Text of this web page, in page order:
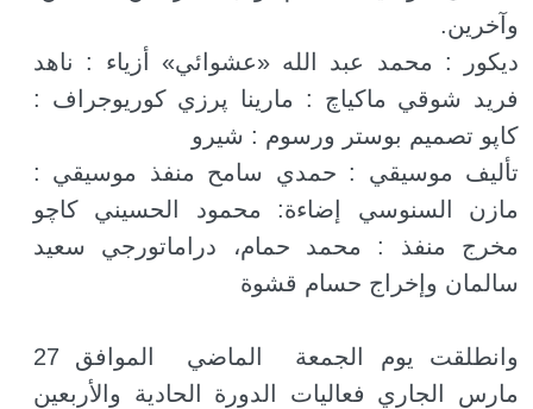
وآخرين.
ديكور : محمد عبد الله «عشوائي» أزياء : ناهد
فريد شوقي ماكياچ : مارينا پرزي كوريوجراف :
كاپو تصميم بوستر ورسوم : شيرو
تأليف موسيقي : حمدي سامح منفذ موسيقي :
مازن السنوسي إضاءة: محمود الحسيني كاچو
مخرج منفذ : محمد حمام، دراماتورجي سعيد
سالمان وإخراج حسام قشوة
وانطلقت يوم الجمعة الماضي الموافق 27
مارس الجاري فعاليات الدورة الحادية والأربعين